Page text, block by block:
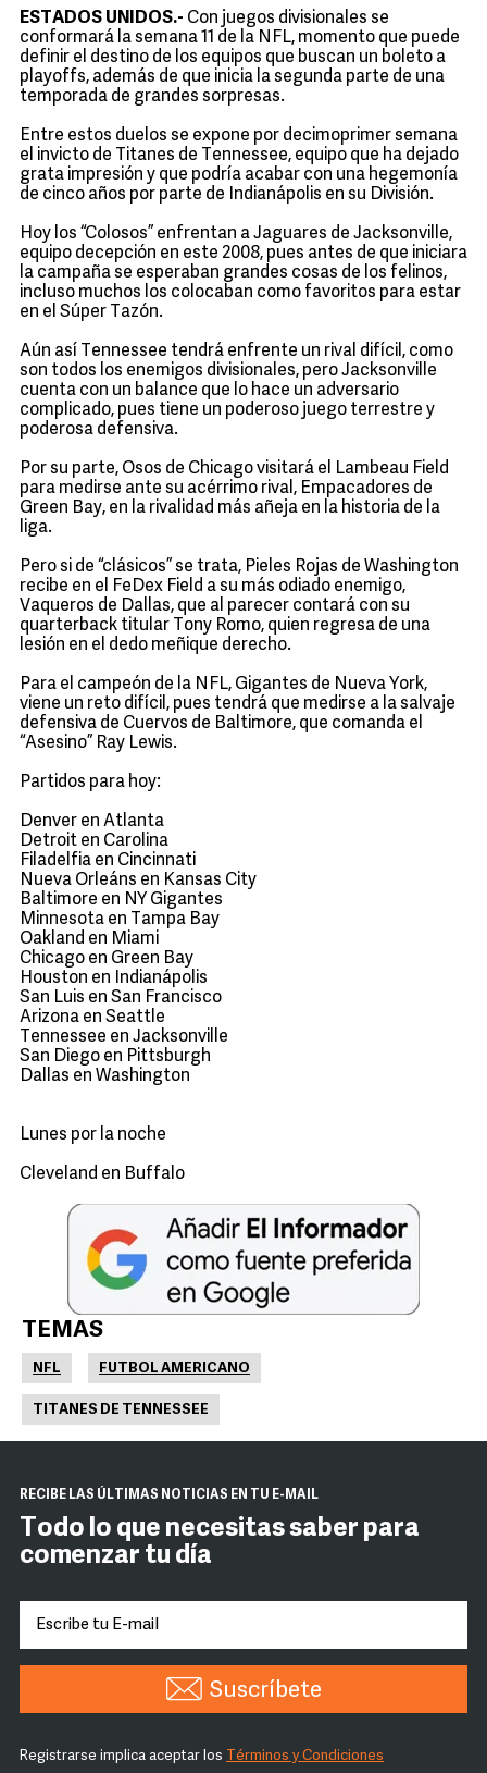
ESTADOS UNIDOS.- Con juegos divisionales se
conformará la semana 11 de la NFL, momento que puede
definir el destino de los equipos que buscan un boleto a
playoffs, además de que inicia la segunda parte de una
temporada de grandes sorpresas.
Entre estos duelos se expone por decimoprimer semana
el invicto de Titanes de Tennessee, equipo que ha dejado
grata impresión y que podría acabar con una hegemonía
de cinco años por parte de Indianápolis en su División.
Hoy los “Colosos” enfrentan a Jaguares de Jacksonville,
equipo decepción en este 2008, pues antes de que iniciara
la campaña se esperaban grandes cosas de los felinos,
incluso muchos los colocaban como favoritos para estar
en el Súper Tazón.
Aún así Tennessee tendrá enfrente un rival difícil, como
son todos los enemigos divisionales, pero Jacksonville
cuenta con un balance que lo hace un adversario
complicado, pues tiene un poderoso juego terrestre y
poderosa defensiva.
Por su parte, Osos de Chicago visitará el Lambeau Field
para medirse ante su acérrimo rival, Empacadores de
Green Bay, en la rivalidad más añeja en la historia de la
liga.
Pero si de “clásicos” se trata, Pieles Rojas de Washington
recibe en el FeDex Field a su más odiado enemigo,
Vaqueros de Dallas, que al parecer contará con su
quarterback titular Tony Romo, quien regresa de una
lesión en el dedo meñique derecho.
Para el campeón de la NFL, Gigantes de Nueva York,
viene un reto difícil, pues tendrá que medirse a la salvaje
defensiva de Cuervos de Baltimore, que comanda el
“Asesino” Ray Lewis.
Partidos para hoy:
Denver en Atlanta
Detroit en Carolina
Filadelfia en Cincinnati
Nueva Orleáns en Kansas City
Baltimore en NY Gigantes
Minnesota en Tampa Bay
Oakland en Miami
Chicago en Green Bay
Houston en Indianápolis
San Luis en San Francisco
Arizona en Seattle
Tennessee en Jacksonville
San Diego en Pittsburgh
Dallas en Washington
Lunes por la noche
Cleveland en Buffalo
TEMAS
NFL FUTBOL AMERICANO
TITANES DE TENNESSEE
RECIBE LAS ÚLTIMAS NOTICIAS EN TU E-MAIL
Todo lo que necesitas saber para
comenzar tu día
Suscríbete
Registrarse implica aceptar los Términos y Condiciones